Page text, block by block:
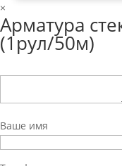
×
Арматура
(1рул/50м)
Ваше имя